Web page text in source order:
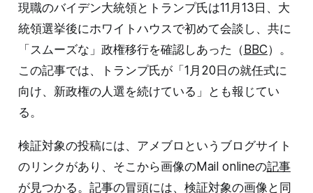
現職のバイデン大統領とトランプ氏は11月13日、大
統領選挙後にホワイトハウスで初めて会談し、共に
「スムーズな」政権移行を確認しあった（ BBC）。
この記事では、トランプ氏が「1月20日の就任式に
向け、新政権の人選を続けている」とも報じてい
る。
検証対象の投稿には、アメブロというブログサイト
のリンクがあり、そこから画像のMail onlineの記事
が見つかる。記事の冒頭には、検証対象の画像と同